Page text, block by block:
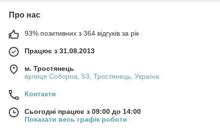
Про нас
93% позитивних з 364 відгуків за рік
Працює з 31.08.2013
м. Тростянець
вулиця Соборна, 53, Тростянець, Україна
Контакти
Сьогодні працює з 09:00 до 14:00
Показати весь графік роботи